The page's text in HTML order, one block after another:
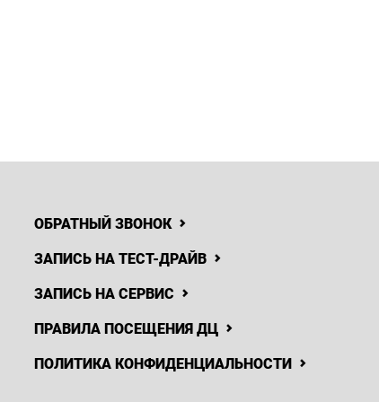
ОБРАТНЫЙ ЗВОНОК
ЗАПИСЬ НА ТЕСТ-ДРАЙВ
ЗАПИСЬ НА СЕРВИС
ПРАВИЛА ПОСЕЩЕНИЯ ДЦ
ПОЛИТИКА КОНФИДЕНЦИАЛЬНОСТИ